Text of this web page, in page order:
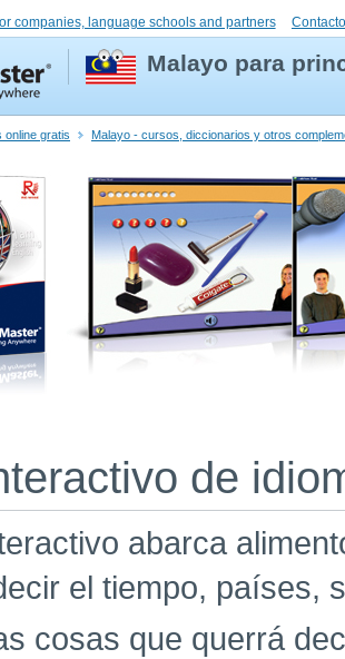
companies, language schools and partners Contacto
Malayo para
online gratis Malayo - cursos, diccionarios y otros
de
abarca
el tiempo, países,
cosas que querrá